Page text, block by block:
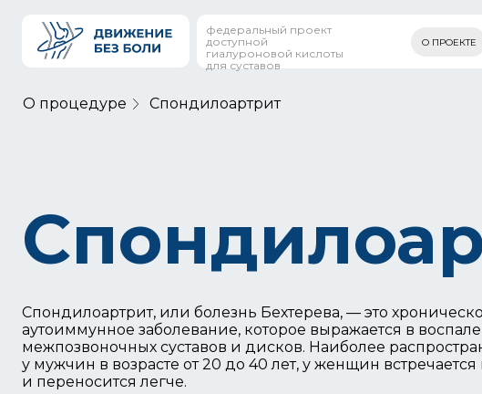
О процедуре Спондилоартрит
Спондилоартрит, или болезнь Бехтерева, — это
аутоиммунное заболевание, которое выражается в
межпозвоночных суставов и дисков. Наиболее
у мужчин в возрасте от 20 до 40 лет, у женщин встречается
и переносится легче.
федеральный проект
доступной
гиалуроновой кислоты
для суставов
О ПРОЕКТЕ